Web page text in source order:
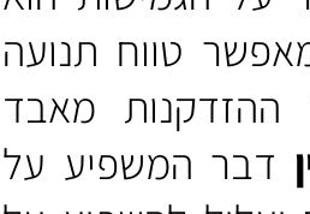
טווח תנועה
ההזדקנות מאבד
דבר המשפיע על